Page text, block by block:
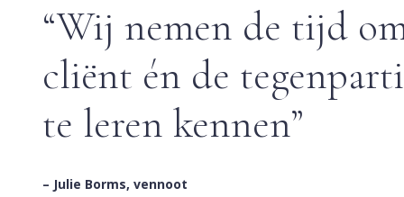
“Wij nemen de tijd
cliënt én de
te leren kennen”
– Julie Borms, vennoot